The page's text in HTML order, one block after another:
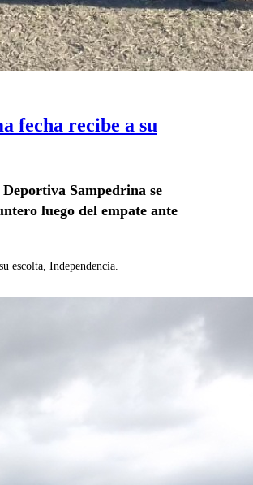
fecha recibe a su
Sampedrina se
luego del empate ante
escolta, Independencia.